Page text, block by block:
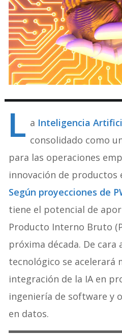
L a Inteligencia
consolidado como
para las operaciones
innovación de productos
Según proyecciones de
tiene el potencial de
Producto Interno Bruto
próxima década. De cara
tecnológico se acelerará
integración de la IA en
ingeniería de software y
en datos.